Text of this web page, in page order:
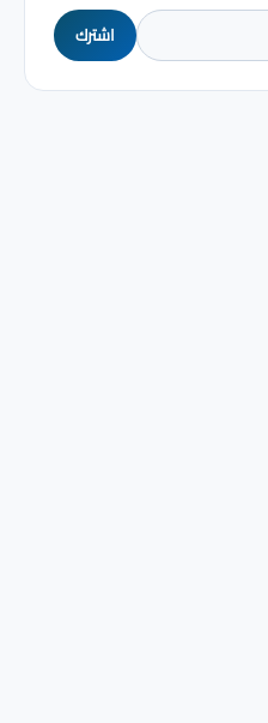
اشترك